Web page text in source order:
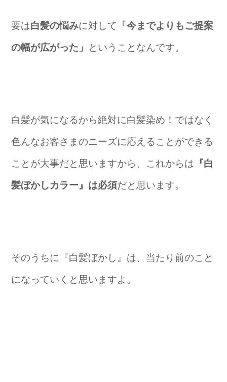
要は白髪の悩みに対して 「今までよりもご提案
の幅が広がった」 ということなんです。
白髪が気になるから絶対に白髪染め！ではなく
色んなお客さまのニーズに応えることができる
ことが大事だと思いますから、これからは 『白
髪ぼかしカラー』は必須だと思います。
そのうちに『白髪ぼかし』は、当たり前のこと
になっていくと思いますよ。